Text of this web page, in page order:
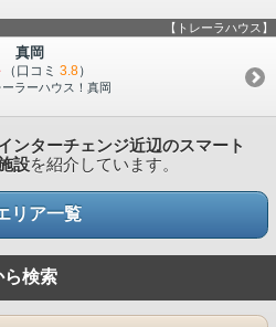
【トレーラハウス】
真岡
（口コミ 3.8）
ラーハウス！真岡
ンターチェンジ近辺のスマート
設を紹介しています。
リア一覧
ら検索